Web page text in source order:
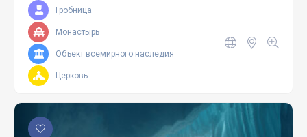
Гробница
Монастырь
Объект всемирного наследия
Церковь